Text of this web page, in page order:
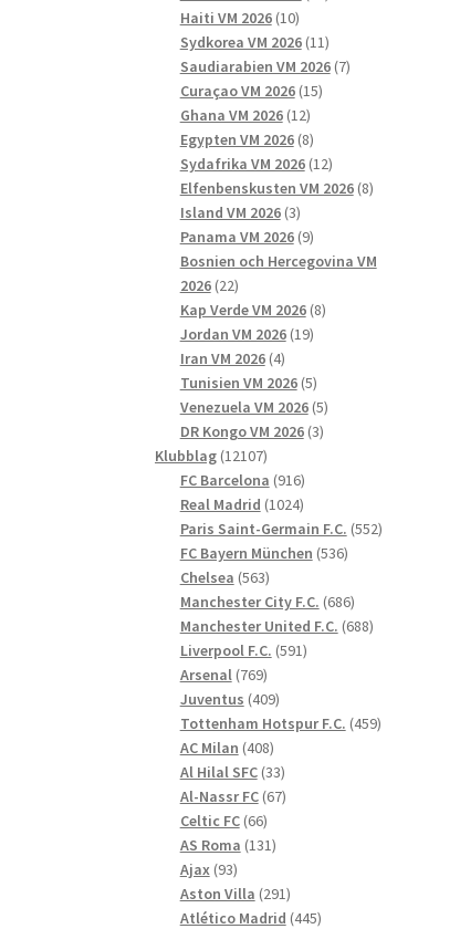
Haiti VM 2026 1010
produkter
Sydkorea VM 2026 1111
produkter
Saudiarabien VM 2026 77
Curaçao VM 2026 1515
Ghana VM 2026 1212
produkter
Egypten VM 2026 88
produkter
Sydafrika VM 2026 1212
produkter
Elfenbenskusten VM 2026 88
Island VM 2026 33
produkter
Panama VM 2026 99
produkter
Bosnien och Hercegovina VM
2026 2222
produkter
Kap Verde VM 2026 88
Jordan VM 2026 1919
Iran VM 2026 44
produkter
Tunisien VM 2026 55
produkter
Venezuela VM 2026 55
produkter
DR Kongo VM 2026 33
Klubblag 1210712107
produkter
FC Barcelona 916916
produkter
Real Madrid 10241024
produkter
Paris Saint-Germain F.C. 552552
FC Bayern München 536536
Chelsea 563563
produkter
Manchester City F.C. 686686
produkter
Manchester United F.C. 688688
Liverpool F.C. 591591
Arsenal 769769
produkter
Juventus 409409
produkter
Tottenham Hotspur F.C. 459459
AC Milan 408408
produkter
Al Hilal SFC 3333
produkter
Al-Nassr FC 6767
Celtic FC 6666
produkter
AS Roma 131131
Ajax 9393
produkter
Aston Villa 291291
produkter
Atlético Madrid 445445